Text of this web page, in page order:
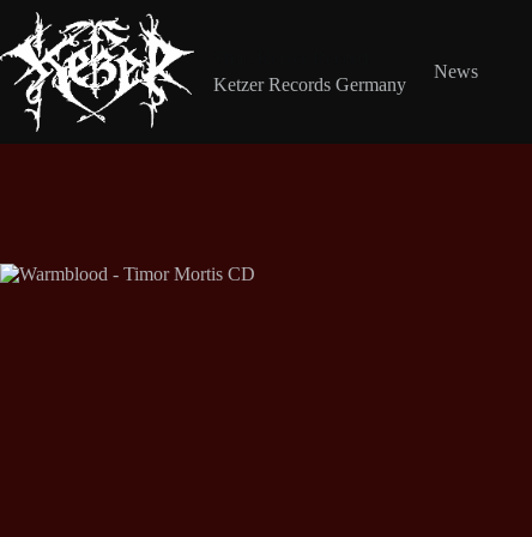
Inhalt
springen
Ketzer Records Germany
News